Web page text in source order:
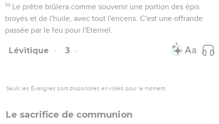
16 Le prêtre brûlera comme souvenir une portion des épis
broyés et de l'huile, avec tout l'encens. C'est une offrande
passée par le feu pour l'Eternel.
Lévitique 3
Seuls les Évangiles sont disponibles en vidéo pour le moment.
Le sacrifice de communion